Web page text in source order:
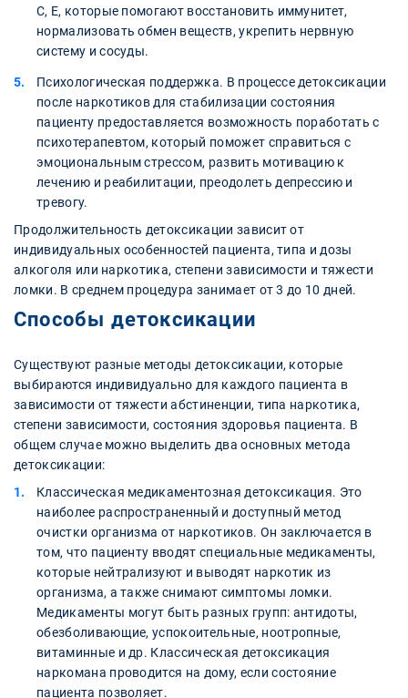
С, Е, которые помогают восстановить иммунитет,
нормализовать обмен веществ, укрепить нервную
систему и сосуды.
Психологическая поддержка. В процессе детоксикации
после наркотиков для стабилизации состояния
пациенту предоставляется возможность поработать с
психотерапевтом, который поможет справиться с
эмоциональным стрессом, развить мотивацию к
лечению и реабилитации, преодолеть депрессию и
тревогу.
Продолжительность детоксикации зависит от
индивидуальных особенностей пациента, типа и дозы
алкоголя или наркотика, степени зависимости и тяжести
ломки. В среднем процедура занимает от 3 до 10 дней.
Способы детоксикации
Существуют разные методы детоксикации, которые
выбираются индивидуально для каждого пациента в
зависимости от тяжести абстиненции, типа наркотика,
степени зависимости, состояния здоровья пациента. В
общем случае можно выделить два основных метода
детоксикации:
Классическая медикаментозная детоксикация. Это
наиболее распространенный и доступный метод
очистки организма от наркотиков. Он заключается в
том, что пациенту вводят специальные медикаменты,
которые нейтрализуют и выводят наркотик из
организма, а также снимают симптомы ломки.
Медикаменты могут быть разных групп: антидоты,
обезболивающие, успокоительные, ноотропные,
витаминные и др. Классическая детоксикация
наркомана проводится на дому, если состояние
пациента позволяет.